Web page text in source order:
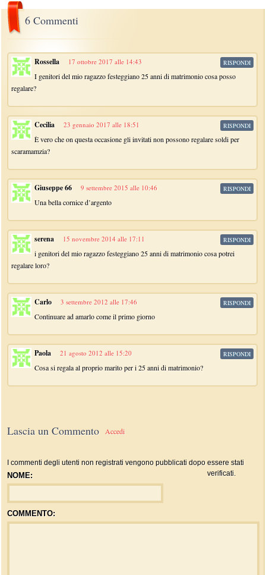
6 Commenti
Rossella 17 ottobre 2017 alle 14:43
I genitori del mio ragazzo festeggiano 25 anni di matrimonio cosa posso
regalare?
RISPONDI
Cecilia 23 gennaio 2017 alle 18:51
È vero che on questa occasione gli invitati non possono regalare soldi per
scaramamzia?
RISPONDI
Giuseppe 66 9 settembre 2015 alle 10:46
Una bella cornice d’argento
RISPONDI
serena 15 novembre 2014 alle 17:11
i genitori del mio ragazzo festeggiano 25 anni di matrimonio cosa potrei
regalare loro?
RISPONDI
Carlo 3 settembre 2012 alle 17:46
Continuare ad amarlo come il primo giorno
RISPONDI
Paola 21 agosto 2012 alle 15:20
Cosa si regala al proprio marito per i 25 anni di matrimonio?
RISPONDI
Lascia un Commento Accedi
I commenti degli utenti non registrati vengono pubblicati dopo essere stati
verificati.
NOME:
COMMENTO: